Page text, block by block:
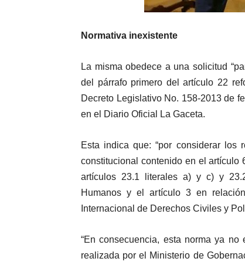
Normativa inexistente
La misma obedece a una solicitud
del párrafo primero del artículo 22
Decreto Legislativo No. 158-2013 de
en el Diario Oficial La Gaceta.
Esta indica que: “por considerar los
constitucional contenido en el
artículos 23.1 literales a) y c) y
Humanos y el artículo 3 en
Internacional de Derechos Civiles y
“En consecuencia, esta norma ya
realizada por el Ministerio de